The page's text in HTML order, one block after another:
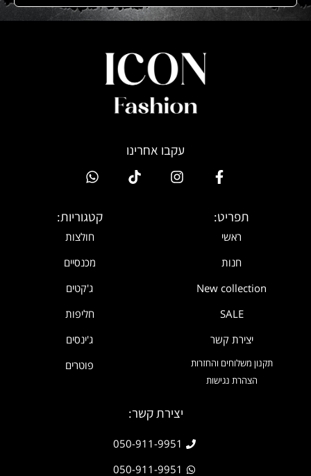
עקבו אחרינו
תפריט:
ראשי
חנות
New collection
SALE
יצירת קשר
תקנון משלוחים והחזרות
הצהרת נגישות
קטגוריות:
חולצות
מכנסיים
ג'קטים
חליפות
ג'ינסים
פוטרים
יצירת קשר:
050-911-9951
050-911-9951